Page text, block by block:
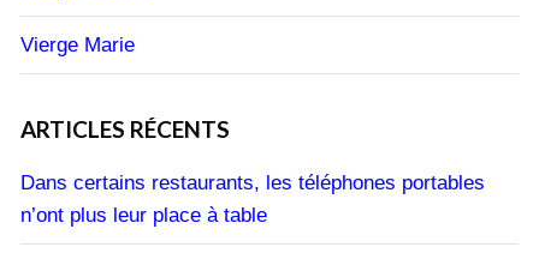
Vierge Marie
ARTICLES RÉCENTS
Dans certains restaurants, les téléphones portables
n’ont plus leur place à table